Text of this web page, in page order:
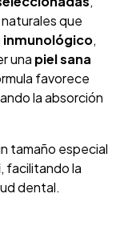
que
inmunológico,
una piel sana
favorece
la absorción
tamaño especial
, facilitando la
dental.